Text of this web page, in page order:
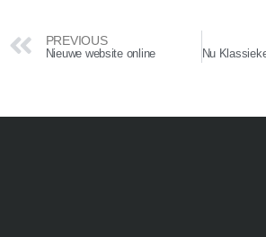
PREVIOUS
Nieuwe website online